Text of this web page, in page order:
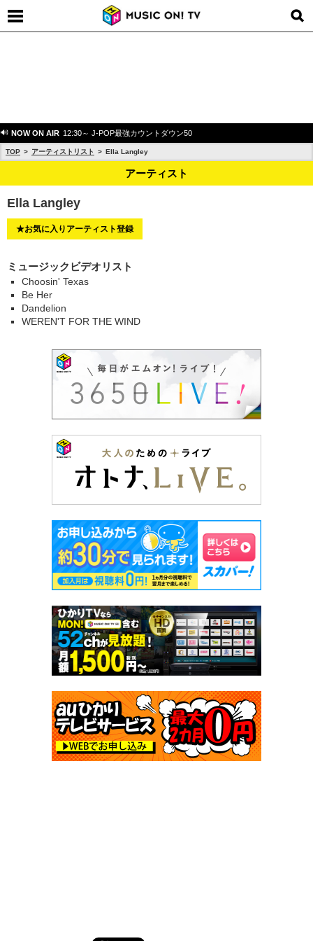
NOW ON AIR 12:30～ J-POP最強カウントダウン50
TOP アーティストリスト Ella Langley
アーティスト
Ella Langley
★お気に入りアーティスト登録
ミュージックビデオリスト
Choosin' Texas
Be Her
Dandelion
WEREN'T FOR THE WIND